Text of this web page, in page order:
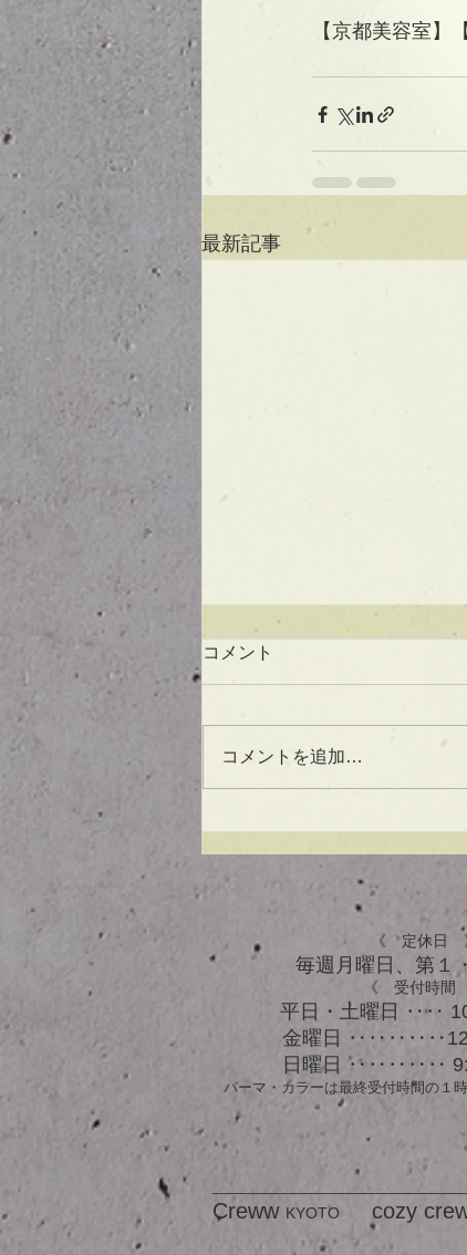
【京都美容室
最新記事
バスオイル★
コメント
コメントを追加…
《 定休日
毎週月曜日、​第１
《 受付時間
平日・土曜日 ‥‥
金曜日
日曜日 ‥‥‥‥‥
パーマ・カラーは最終受付時間の１
Creww KYOTO cozy